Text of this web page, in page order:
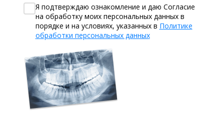
Я подтверждаю ознакомление и даю Согласие
на обработку моих персональных данных в
порядке и на условиях, указанных в Политике
обработки персональных данных